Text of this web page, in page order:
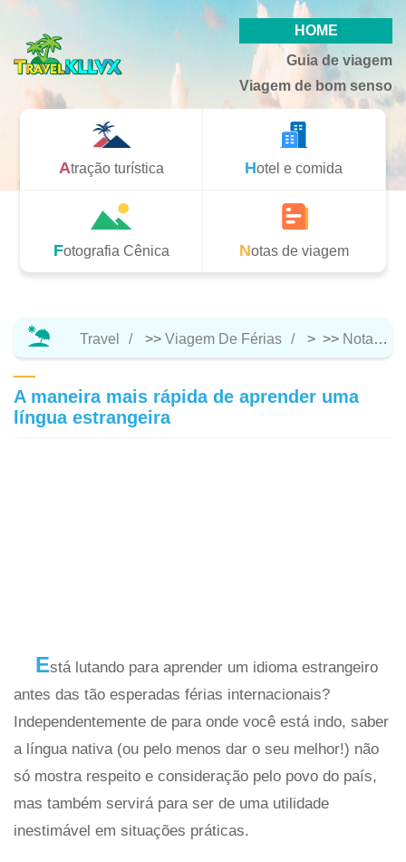
HOME
Guia de viagem
Viagem de bom senso
Atração turística Hotel e comida
Fotografia Cênica Notas de viagem
Travel >> Viagem De Férias > >> Notas De Viagem
A maneira mais rápida de aprender uma
língua estrangeira
Está lutando para aprender um idioma estrangeiro
antes das tão esperadas férias internacionais?
Independentemente de para onde você está indo, saber
a língua nativa (ou pelo menos dar o seu melhor!) não
só mostra respeito e consideração pelo povo do país,
mas também servirá para ser de uma utilidade
inestimável em situações práticas.